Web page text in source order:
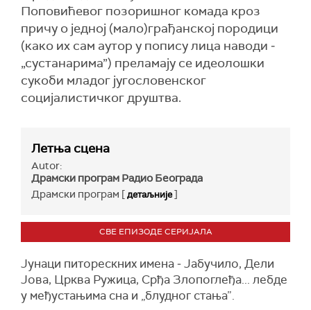
Поповићевог позоришног комада кроз
причу о једној (мало)грађанској породици
(како их сам аутор у попису лица наводи ‒
„сустанарима”) преламају се идеолошки
сукоби младог југословенског
социјалистичког друштва.
Летња сцена
Autor:
Драмски програм Радио Београда
Драмски програм [детаљније]
СВЕ ЕПИЗОДЕ СЕРИЈАЛА
Јунаци питорескних имена ‒ Јабучило, Дели
Јова, Црква Ружица, Срђа Злопоглеђа... лебде
у међустањима сна и „блудног стања”.